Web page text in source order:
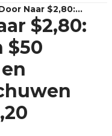
Naar $2,80:
$50 Miljoen Per
Waarschuwen
$2,20
$2,80:
$50